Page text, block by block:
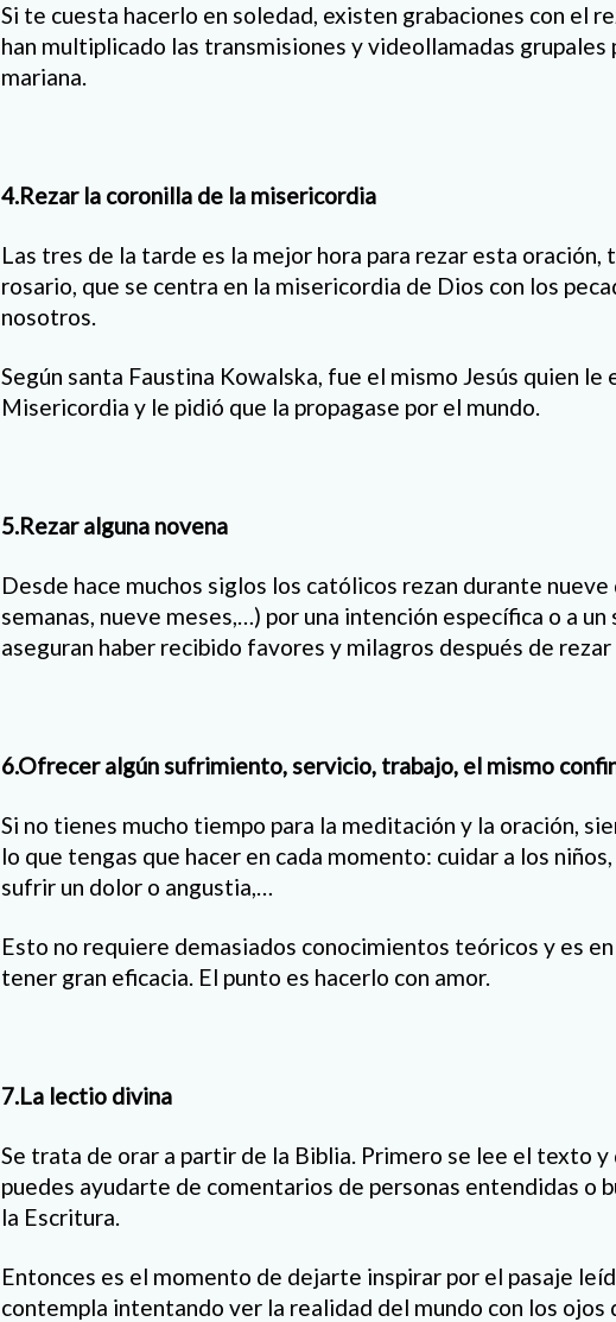
Si te cuesta hacerlo en soledad, existen grabaciones con el
han multiplicado las transmisiones y videollamadas
mariana.
4.Rezar la coronilla de la misericordia
Las tres de la tarde es la mejor hora para rezar esta
rosario, que se centra en la misericordia de Dios con los
nosotros.
Según santa Faustina Kowalska, fue el mismo Jesús quien le
Misericordia y le pidió que la propagase por el mundo.
5.Rezar alguna novena
Desde hace muchos siglos los católicos rezan durante nueve
semanas, nueve meses,…) por una intención específica o a
aseguran haber recibido favores y milagros después de
6.Ofrecer algún sufrimiento, servicio, trabajo, el mismo
Si no tienes mucho tiempo para la meditación y la oración,
lo que tengas que hacer en cada momento: cuidar a los
sufrir un dolor o angustia,…
Esto no requiere demasiados conocimientos teóricos y es
tener gran eficacia. El punto es hacerlo con amor.
7.La lectio divina
Se trata de orar a partir de la Biblia. Primero se lee el texto y
puedes ayudarte de comentarios de personas entendidas o
la Escritura.
Entonces es el momento de dejarte inspirar por el pasaje
contempla intentando ver la realidad del mundo con los ojos